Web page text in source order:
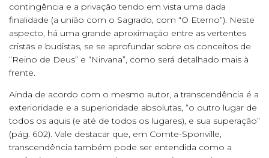
contingência e a privação tendo em vista uma dada
finalidade (a união com o Sagrado, com “O Eterno”). Neste
aspecto, há uma grande aproximação entre as vertentes
cristãs e budistas, se se aprofundar sobre os conceitos de
“Reino de Deus” e “Nirvana”, como será detalhado mais à
frente.
Ainda de acordo com o mesmo autor, a transcendência é a
exterioridade e a superioridade absolutas, “o outro lugar de
todos os aquis (e até de todos os lugares), e sua superação”
(pág. 602). Vale destacar que, em Comte-Sponville,
transcendência também pode ser entendida como a